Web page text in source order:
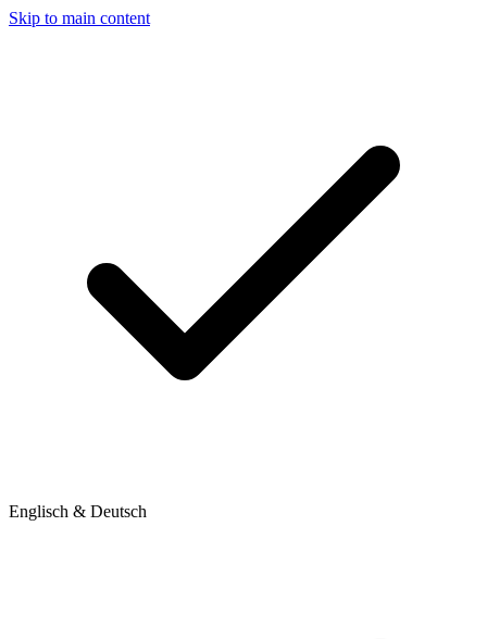
Skip to main content
Englisch & Deutsch